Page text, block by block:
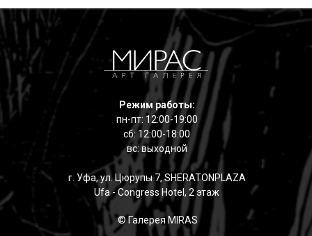
Режим работы:
пн-пт: 12:00-19:00
сб: 12:00-18:00
вс: выходной
г. Уфа, ул. Цюрупы 7, SHERATONPLAZA
Ufa - Congress Hotel, 2 этаж
© Галерея MIRAS